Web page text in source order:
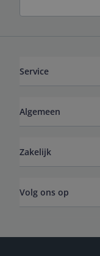
Service
Algemeen
Zakelijk
Volg ons op